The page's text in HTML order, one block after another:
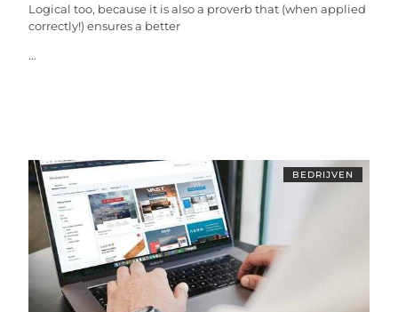
Logical too, because it is also a proverb that (when applied
correctly!) ensures a better
...
BEDRIJVEN